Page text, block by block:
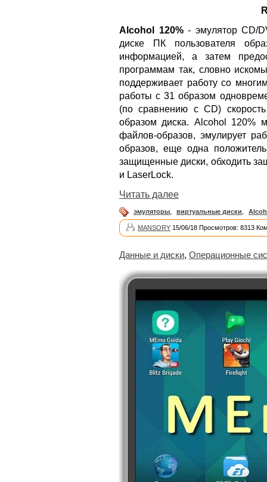
Alcohol 120%- эмулятор CD/
диске ПК пользователя
информацией, а затем
программам так, словно
поддерживает работу со
работы с 31 образом
(по сравнению с CD)
образом диска. Alcohol 120%
файлов-образов, эмулирует
образов, еще одна
защищенные диски, обходить
и LaserLock.
Читать далее
эмуляторы виртуальные диски
MANSORY 15/06/18 Просмотров: 8313
Данные и диски, Операционные